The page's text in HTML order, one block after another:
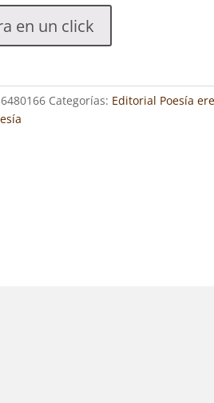
en un click
Categorías: Editorial Poesía